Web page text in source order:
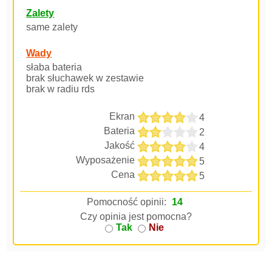
Zalety
same zalety
Wady
słaba bateria
brak słuchawek w zestawie
brak w radiu rds
Ekran
4
Bateria
2
Jakość
4
Wyposażenie
5
Cena
5
Pomocność opinii:
14
Czy opinia jest pomocna?
Tak
Nie